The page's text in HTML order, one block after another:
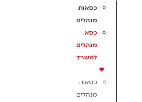
כסאות
מנהלים
כסא
מנהלים
למשרד
כסאות
מנהלים